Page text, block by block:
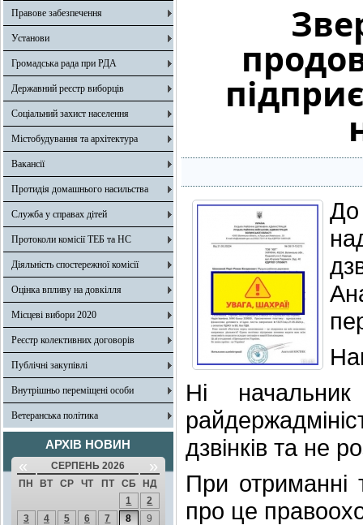
Правове забезпечення
Установи
Громадська рада при РДА
Державний реєстр виборців
Соціальний захист населення
Містобудування та архітектура
Вакансії
Протидія домашнього насильства
Служба у справах дітей
Протоколи комісії ТЕБ та НС
Діяльність спостережної комісії
Оцінка впливу на довкілля
Місцеві вибори 2020
Реєстр колективних договорів
Публічні закупівлі
Внутрішньо переміщені особи
Ветеранська політика
АРХІВ НОВИН
« СЕРПЕНЬ 2026 »
ПН ВТ СР ЧТ ПТ СБ
НД
1
2
3
4 5 6 7 8
9
До
Ні
дзвінків та не
При отриманні
про це